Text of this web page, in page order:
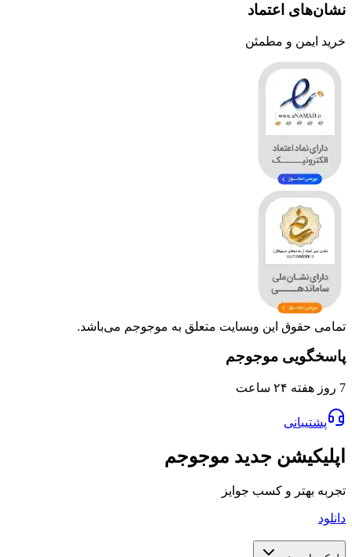
نشان‌های اعتماد
خرید ایمن و مطمئن
تمامی حقوق این وبسایت متعلق به موجوجم می‌باشد.
پاسخگویی موجوجم
7 روز هفته ۲۴ ساعت
پشتیبانی
اپلیکیشن جدید موجوجم
تجربه بهتر و کسب جوایز
دانلود